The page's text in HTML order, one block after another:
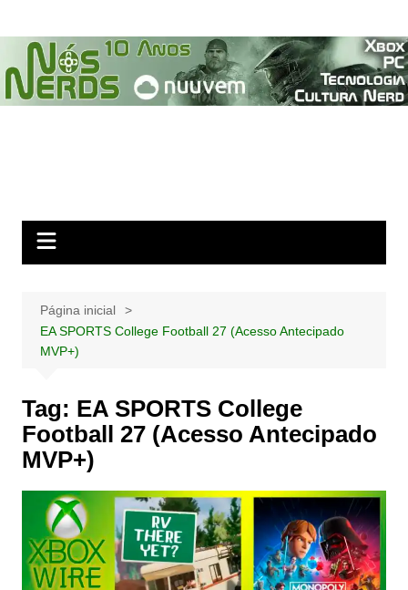
para
conteúdo
Página inicial
EA SPORTS College Football 27 (Acesso Antecipado
MVP+)
Tag: EA SPORTS College
Football 27 (Acesso Antecipado
MVP+)